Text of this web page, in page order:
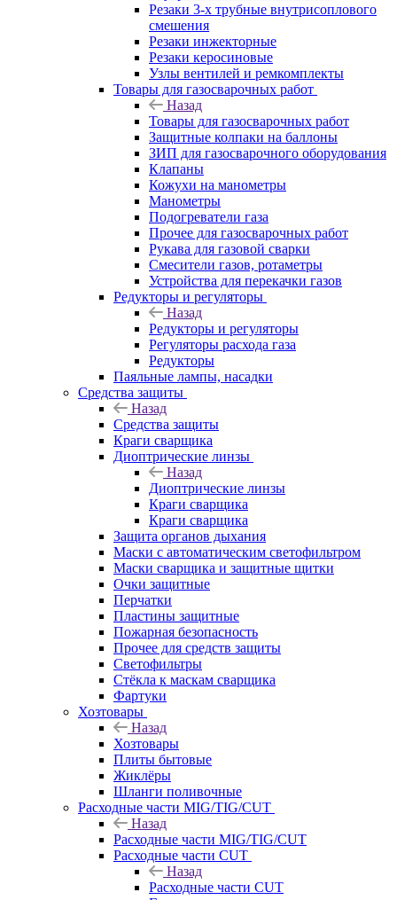
Резаки 3-х трубные внутрисоплового
смешения
Резаки инжекторные
Резаки керосиновые
Узлы вентилей и ремкомплекты
Товары для газосварочных работ
Назад
Товары для газосварочных работ
Защитные колпаки на баллоны
ЗИП для газосварочного оборудования
Клапаны
Кожухи на манометры
Манометры
Подогреватели газа
Прочее для газосварочных работ
Рукава для газовой сварки
Смесители газов, ротаметры
Устройства для перекачки газов
Редукторы и регуляторы
Назад
Редукторы и регуляторы
Регуляторы расхода газа
Редукторы
Паяльные лампы, насадки
Средства защиты
Назад
Средства защиты
Краги сварщика
Диоптрические линзы
Назад
Диоптрические линзы
Краги сварщика
Краги сварщика
Защита органов дыхания
Маски с автоматическим светофильтром
Маски сварщика и защитные щитки
Очки защитные
Перчатки
Пластины защитные
Пожарная безопасность
Прочее для средств защиты
Светофильтры
Стёкла к маскам сварщика
Фартуки
Хозтовары
Назад
Хозтовары
Плиты бытовые
Жиклёры
Шланги поливочные
Расходные части MIG/TIG/CUT
Назад
Расходные части MIG/TIG/CUT
Расходные части CUT
Назад
Расходные части CUT